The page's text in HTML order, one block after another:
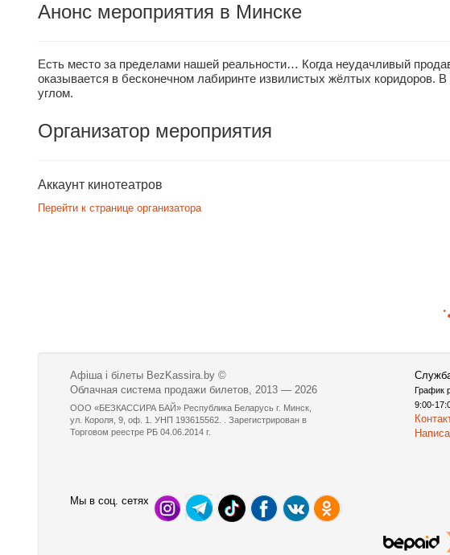
Анонс мероприятия в Минске
Есть место за пределами нашей реальности… Когда неудачливый
оказывается в бесконечном лабиринте извилистых жёлтых коридоров.
углом.
Организатор мероприятия
Аккаунт кинотеатров
Перейти к странице организатора
Афіша і білеты BezKassira.by ©
Облачная система продажи билетов, 2013 — 2026
ООО «БЕЗКАССИРА БАЙ» Республика Беларусь г. Минск,
ул. Короля, 9, оф. 1. УНП 193615562. . Зарегистрирован в
Торговом реестре РБ 04.06.2014 г.
График
9:00-
Мы в соц. сетях